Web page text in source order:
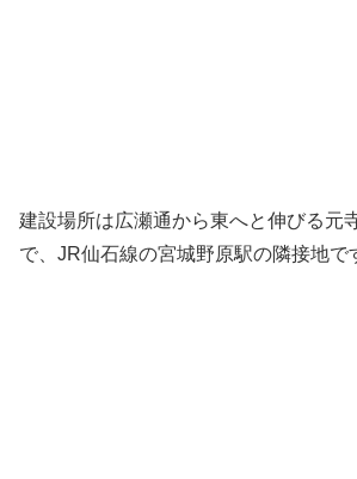
建設場所は広瀬通から東へと伸びる元
で、JR仙石線の宮城野原駅の隣接地で